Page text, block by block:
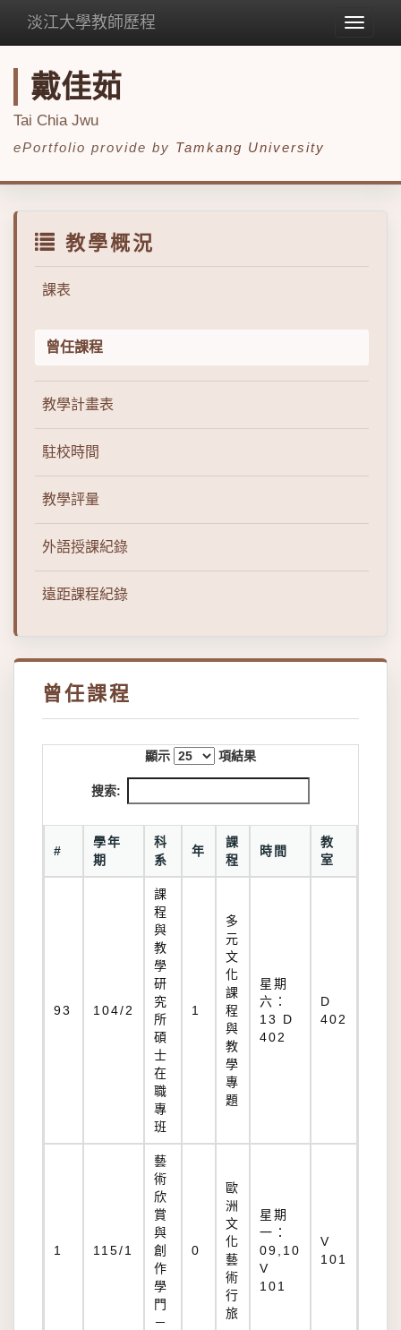
Toggle
淡江大學教師歷程
戴佳茹
Tai Chia Jwu
ePortfolio provide by Tamkang University
教學概況
課表
曾任課程
教學計畫表
駐校時間
教學評量
外語授課紀錄
遠距課程紀錄
曾任課程
顯示 項結果
搜索:
#
學年
期
科
系
年
課
程
時間
教
室
93 104/2
課
程
與
教
學
研
究
所
碩
士
在
職
專
班
1
多
元
文
化
課
程
與
教
學
專
題
星期
六：
13 D
402
D
402
1 115/1
藝
術
欣
賞
與
創
作
學
門
－
0
歐
洲
文
化
藝
術
行
旅
星期
一：
09,10
V
101
V
101